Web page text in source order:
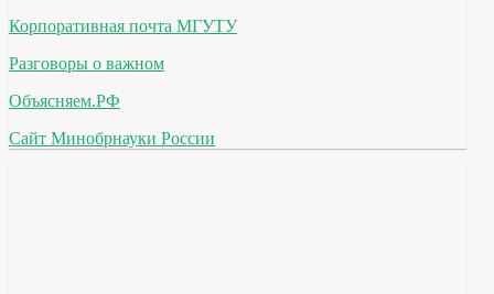
Корпоративная почта МГУТУ
Разговоры о важном
Объясняем.РФ
Сайт Минобрнауки России